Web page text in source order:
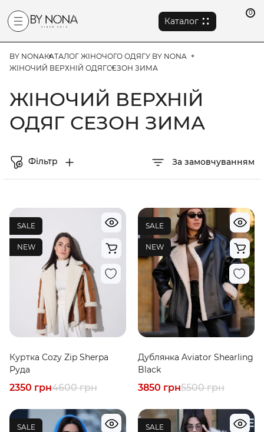
Каталог
0
BY NONAКАТАЛОГ ЖІНОЧОГО ОДЯГУ BY NONA
ЖІНОЧИЙ ВЕРХНІЙ ОДЯГСЕЗОН ЗИМА
ЖІНОЧИЙ ВЕРХНІЙ
ОДЯГ СЕЗОН ЗИМА
Фільтр За замовчуванням
SALE
NEW
Куртка Cozy Zip Sherpa
Руда
4600 грн
2350 грн
SALE
NEW
Дублянка Aviator Shearling
Black
5500 грн
3850 грн
SALE SALE